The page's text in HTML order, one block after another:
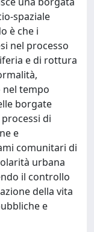
spaziale
è che i
nel processo
e di rottura
nel tempo
borgate
di
e
comunitari di
urbana
il controllo
della vita
e